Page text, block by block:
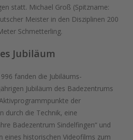
statt. Michael Groß (Spitzname:
Meister in den Disziplinen 200
Schmetterling.
Jubiläum
fanden die Jubiläums-
Jubiläum des Badezentrums
der
durch die Technik, eine
Badezentrum Sindelfingen“ und
eines historischen Videofilms zum